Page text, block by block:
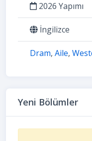
2026 Yapımı
İngilizce
Dram, Aile,
Yeni Bölümler